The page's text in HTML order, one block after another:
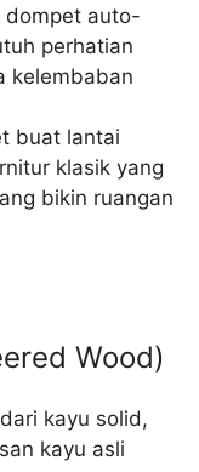
dompet auto-
perhatian
kelembaban
buat lantai
klasik yang
bikin ruangan
Wood)
kayu solid,
kayu asli